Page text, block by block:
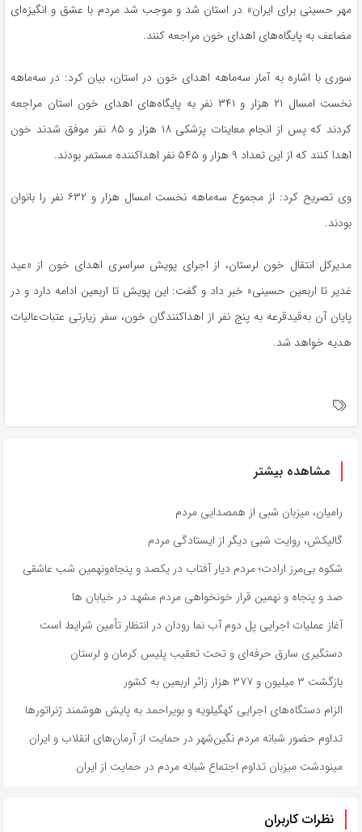
مهر حسینی برای ایران» در استان شد و موجب شد مردم با عشق و انگیزه‌ای
مضاعف به پایگاه‌های اهدای خون مراجعه کنند.
سوری با اشاره به آمار سه‌ماهه اهدای خون در استان، بیان کرد: در سه‌ماهه
نخست امسال ۲۱ هزار و ۳۴۱ نفر به پایگاه‌های اهدای خون استان مراجعه
کردند که پس از انجام معاینات پزشکی ۱۸ هزار و ۸۵ نفر موفق شدند خون
اهدا کنند که از این تعداد ۹ هزار و ۵۴۵ نفر اهداکننده مستمر بودند.
وی تصریح کرد: از مجموع سه‌ماهه نخست امسال هزار و ۶۳۲ نفر را بانوان
بودند.
مدیرکل انتقال خون لرستان، از اجرای پویش سراسری اهدای خون از «عید
غدیر تا اربعین حسینی» خبر داد و گفت: این پویش تا اربعین ادامه دارد و در
پایان آن به‌قیدقرعه به پنج نفر از اهداکنندگان خون، سفر زیارتی عتبات‌عالیات
هدیه خواهد شد.
مشاهده بیشتر
رامیان، میزبان شبی از همصدایی مردم
گالیکش، روایت شبی دیگر از ایستادگی مردم
شکوه بی‌مرز ارادت؛ مردم دیار آفتاب در یکصد و پنجاه‌ونهمین شب عاشقی
صد و پنجاه و نهمین قرار خونخواهی مردم مشهد در خیابان ها
آغاز عملیات اجرایی پل دوم آب نما رودان در انتظار تأمین شرایط است
دستگیری سارق حرفه‌ای و تحت تعقیب پلیس کرمان و لرستان
بازگشت ۳ میلیون و ۳۷۷ هزار زائر اربعین به کشور
الزام دستگاه‌های اجرایی کهگیلویه و بویراحمد به پایش هوشمند ژنراتورها
تداوم حضور شبانه مردم نگین‌شهر در حمایت از آرمان‌های انقلاب و ایران
مینودشت میزبان تداوم اجتماع شبانه مردم در حمایت از ایران
نظرات کاربران